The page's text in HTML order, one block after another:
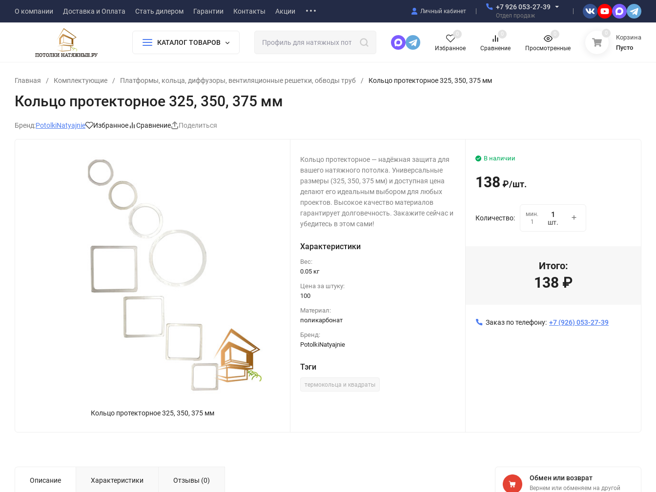
О компании Доставка и Оплата Стать дилером Гарантии Контакты Акции Личный кабинет
+7 926 053-27-39
Отдел продаж
КАТАЛОГ ТОВАРОВ
Избранное
0
Сравнение
0
Просмотренные
0 0
Корзина
Пусто
Главная / Комплектующие / Платформы, кольца, диффузоры, вентиляционные решетки, обводы труб / Кольцо протекторное 325, 350, 375 мм
Кольцо протекторное 325, 350, 375 мм
Бренд:PotolkiNatyajnie Избранное Сравнение Поделиться
Кольцо протекторное 325, 350, 375 мм
Кольцо протекторное — надёжная защита для
вашего натяжного потолка. Универсальные
размеры (325, 350, 375 мм) и доступная цена
делают его идеальным выбором для любых
проектов. Высокое качество материалов
гарантирует долговечность. Закажите сейчас и
убедитесь в этом сами!
Характеристики
Вес:
0.05 кг
Цена за штуку:
100
Материал:
поликарбонат
Бренд:
PotolkiNatyajnie
Тэги
термокольца и квадраты
В наличии
138 ₽/шт.
Количество:
мин.
1
шт.
Итого:
138 ₽
Заказ по телефону: +7 (926) 053-27-39
Описание Характеристики Отзывы (0) Обмен или возврат
Вернем или обменяем на другой